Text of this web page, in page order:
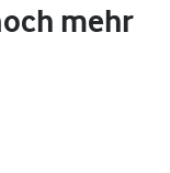
mehr